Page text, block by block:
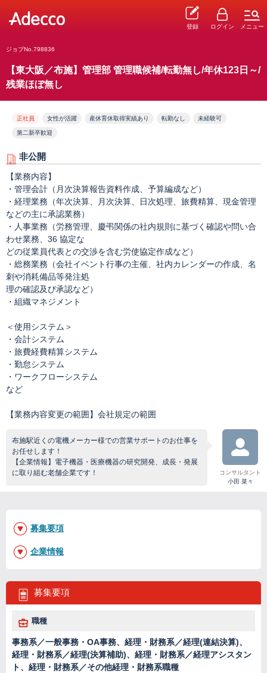
登録 ログイン メニュー
ジョブNo.798836
【東大阪／布施】管理部 管理職候補/転勤無し/年休123日～/
残業ほぼ無し
正社員 女性が活躍 産休育休取得実績あり 転勤なし 未経験可
第二新卒歓迎
非公開
【業務内容】
・管理会計（月次決算報告資料作成、予算編成など）
・経理業務（年次決算、月次決算、日次処理、旅費精算、現金管理
などの主に承認業務）
・人事業務（労務管理、慶弔関係の社内規則に基づく確認や問い合
わせ業務、36 協定な
どの従業員代表との交渉を含む労使協定作成など）
・総務業務（会社イベント行事の主催、社内カレンダーの作成、名
刺や消耗備品等発注処
理の確認及び承認など）
・組織マネジメント
＜使用システム＞
・会計システム
・旅費経費精算システム
・勤怠システム
・ワークフローシステム
など
【業務内容変更の範囲】会社規定の範囲
布施駅近くの電機メーカー様での営業サポートのお仕事を
お任せします！
【企業情報】電子機器・医療機器の研究開発、成長・発展
に取り組む老舗企業です！
コンサルタント
小田 菜々
募集要項
職種
事務系／一般事務・OA事務、経理・財務系／経理(連結決算)、
経理・財務系／経理(決算補助)、経理・財務系／経理アシスタン
ト、経理・財務系／その他経理・財務系職種
募集要項
企業情報